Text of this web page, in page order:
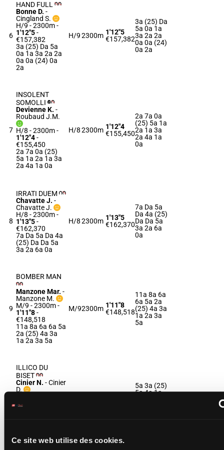
Ce site web utilise des cookies.
6
HAND FULL
Bonne D. -
Cingland S.
H/9 - 2300m-
1'12"5-
€157,382
3a (25) Da 5a
0a 1a 3a 2a 2a
0a 0a (24) 0a
2a
H/92300m 1'12"5
€157,382
3a (25) Da
5a 0a 1a
3a 2a 2a
0a 0a (24)
0a 2a
7
INSOLENT
SOMOLLI
Devienne K. -
Roubaud J.M.
H/8 - 2300m-
1'12"4-
€155,450
2a 7a 0a (25)
5a 1a 2a 1a 3a
2a 4a 1a 0a
H/82300m 1'12"4
€155,450
2a 7a 0a
(25) 5a 1a
2a 1a 3a
2a 4a 1a
0a
8
IRRATI DUEM
Chavatte J. -
Chavatte J.
H/8 - 2300m-
1'13"5-
€162,370
7a Da 5a Da 4a
(25) Da Da 5a
3a 2a 6a 0a
H/82300m 1'13"5
€162,370
7a Da 5a
Da 4a (25)
Da Da 5a
3a 2a 6a
0a
9
BOMBER MAN
Manzone Mar. -
Manzone M.
M/9 - 2300m-
1'11"8-
€148,518
11a 8a 6a 6a 5a
2a (25) 4a 3a
1a 2a 3a 5a
M/92300m 1'11"8
€148,518
11a 8a 6a
6a 5a 2a
(25) 4a 3a
1a 2a 3a
5a
ILLICO DU
BISET
Cinier N. -Cinier
D.
1'13"3
5a 3a (25)
5a 4a 1a